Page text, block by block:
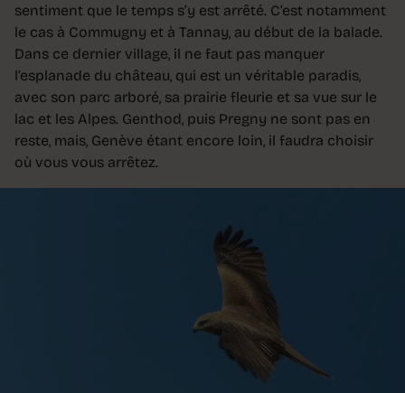
sentiment que le temps s’y est arrêté. C’est notamment
le cas à Commugny et à Tannay, au début de la balade.
Dans ce dernier village, il ne faut pas manquer
l’esplanade du château, qui est un véritable paradis,
avec son parc arboré, sa prairie fleurie et sa vue sur le
lac et les Alpes. Genthod, puis Pregny ne sont pas en
reste, mais, Genève étant encore loin, il faudra choisir
où vous vous arrêtez.